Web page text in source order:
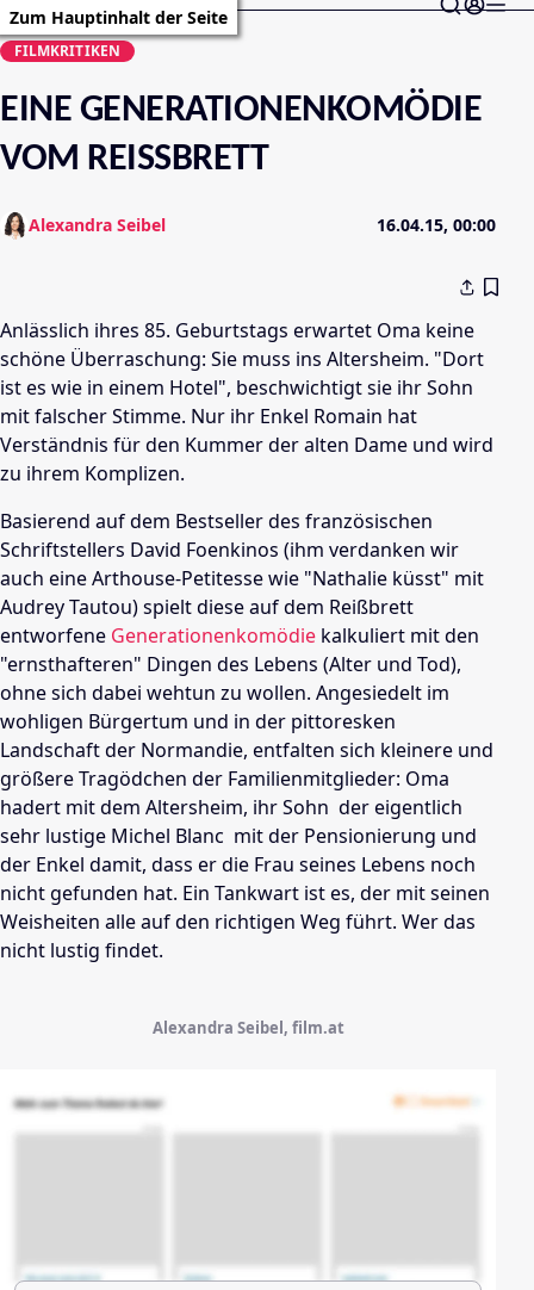
Zum Hauptinhalt der Seite
FILMKRITIKEN
EINE GENERATIONENKOMÖDIE
VOM REISSBRETT
Alexandra Seibel 16.04.15, 00:00
Anlässlich ihres 85. Geburtstags erwartet Oma keine
schöne Überraschung: Sie muss ins Altersheim. "Dort
ist es wie in einem Hotel", beschwichtigt sie ihr Sohn
mit falscher Stimme. Nur ihr Enkel Romain hat
Verständnis für den Kummer der alten Dame und wird
zu ihrem Komplizen.
Basierend auf dem Bestseller des französischen
Schriftstellers David Foenkinos (ihm verdanken wir
auch eine Arthouse-Petitesse wie "Nathalie küsst" mit
Audrey Tautou) spielt diese auf dem Reißbrett
entworfene Generationenkomödie kalkuliert mit den
"ernsthafteren" Dingen des Lebens (Alter und Tod),
ohne sich dabei wehtun zu wollen. Angesiedelt im
wohligen Bürgertum und in der pittoresken
Landschaft der Normandie, entfalten sich kleinere und
größere Tragödchen der Familienmitglieder: Oma
hadert mit dem Altersheim, ihr Sohn  der eigentlich
sehr lustige Michel Blanc  mit der Pensionierung und
der Enkel damit, dass er die Frau seines Lebens noch
nicht gefunden hat. Ein Tankwart ist es, der mit seinen
Weisheiten alle auf den richtigen Weg führt. Wer das
nicht lustig findet.
Alexandra Seibel, film.at